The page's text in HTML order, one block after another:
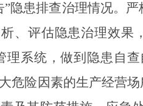
”隐患排查治理情况。
、评估隐患治理效果
理系统，做到隐患自
危险因素的生产经营